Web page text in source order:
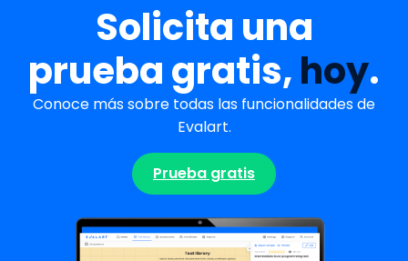
Solicita una
prueba gratis,hoy.
Conoce más sobre todas las funcionalidades de
Evalart.
Prueba gratis